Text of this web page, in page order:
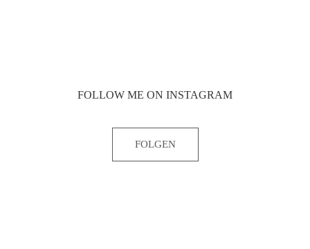
FOLLOW ME ON INSTAGRAM
FOLGEN